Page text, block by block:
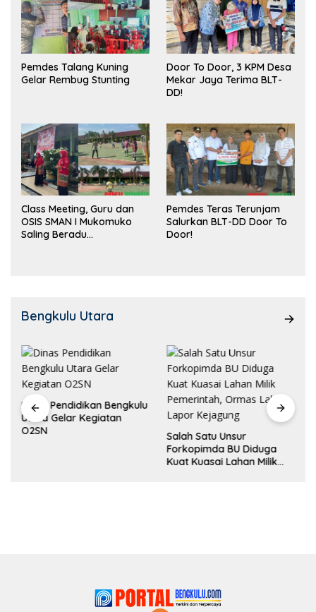
Pemdes Talang Kuning
Gelar Rembug Stunting
Door To Door, 3 KPM Desa
Mekar Jaya Terima BLT-
DD!
Class Meeting, Guru dan
OSIS SMAN I Mukomuko
Saling Beradu
Pemdes Teras Terunjam
Salurkan BLT-DD Door To
Door!
Bengkulu Utara
Dinas Pendidikan Bengkulu
Utara Gelar Kegiatan
O2SN
Salah Satu Unsur
Forkopimda BU Diduga
Kuat Kuasai Lahan Milik